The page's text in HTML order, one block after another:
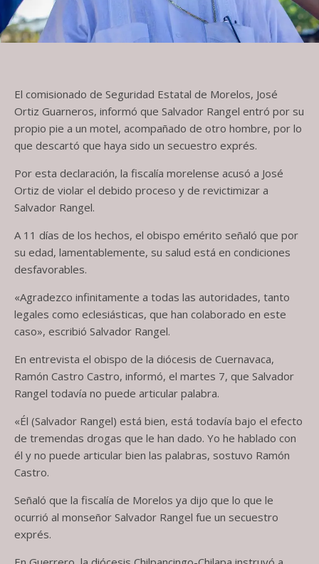
El comisionado de Seguridad Estatal de Morelos, José
Ortiz Guarneros, informó que Salvador Rangel entró por su
propio pie a un motel, acompañado de otro hombre, por lo
que descartó que haya sido un secuestro exprés.
Por esta declaración, la fiscalía morelense acusó a José
Ortiz de violar el debido proceso y de revictimizar a
Salvador Rangel.
A 11 días de los hechos, el obispo emérito señaló que por
su edad, lamentablemente, su salud está en condiciones
desfavorables.
«Agradezco infinitamente a todas las autoridades, tanto
legales como eclesiásticas, que han colaborado en este
caso», escribió Salvador Rangel.
En entrevista el obispo de la diócesis de Cuernavaca,
Ramón Castro Castro, informó, el martes 7, que Salvador
Rangel todavía no puede articular palabra.
«Él (Salvador Rangel) está bien, está todavía bajo el efecto
de tremendas drogas que le han dado. Yo he hablado con
él y no puede articular bien las palabras, sostuvo Ramón
Castro.
Señaló que la fiscalía de Morelos ya dijo que lo que le
ocurrió al monseñor Salvador Rangel fue un secuestro
exprés.